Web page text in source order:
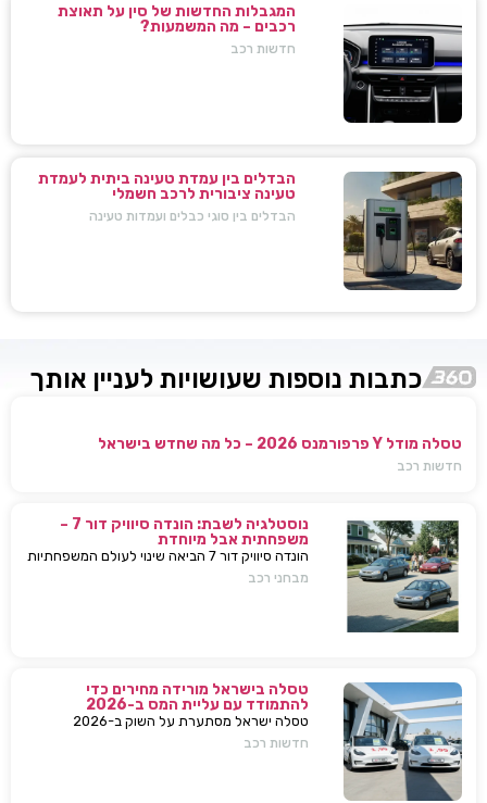
המגבלות החדשות של סין על תאוצת
רכבים – מה המשמעות?
חדשות רכב
הבדלים בין עמדת טעינה ביתית לעמדת
טעינה ציבורית לרכב חשמלי
הבדלים בין סוגי כבלים ועמדות טעינה
כתבות נוספות שעושויות לעניין אותך
טסלה מודל Y פרפורמנס 2026 – כל מה שחדש בישראל
חדשות רכב
נוסטלגיה לשבת: הונדה סיוויק דור 7 –
משפחתית אבל מיוחדת
הונדה סיוויק דור 7 הביאה שינוי לעולם המשפחתיות
בישראל — כל מה שחשוב לדעת, מפרטים ועד
מבחני רכב
טסלה בישראל מורידה מחירים כדי
להתמודד עם עליית המס ב-2026
טסלה ישראל מסתערת על השוק ב-2026
ומבצעת הפחתות מחירים של עשרות אלפי שקלים
חדשות רכב